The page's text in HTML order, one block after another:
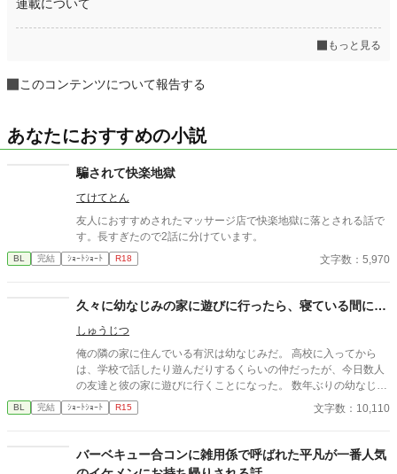
連載について
もっと見る
このコンテンツについて報告する
あなたにおすすめの小説
騙されて快楽地獄
てけてとん
友人におすすめされたマッサージ店で快楽地獄に落とされる話で
す。長すぎたので2話に分けています。
BL 完結 ｼｮｰﾄｼｮｰﾄ R18 文字数：5,970
久々に幼なじみの家に遊びに行ったら、寝ている間に…
しゅうじつ
俺の隣の家に住んでいる有沢は幼なじみだ。 高校に入ってから
は、学校で話したり遊んだりするくらいの仲だったが、今日数人
の友達と彼の家に遊びに行くことになった。 数年ぶりの幼なじみ
の家を懐かしんでいる中、いつの間にか友人たちは帰っており、
幼なじみと2人きりに。 そこで俺は彼の部屋であるものを見つけ
BL 完結 ｼｮｰﾄｼｮｰﾄ R15 文字数：10,110
バーベキュー合コンに雑用係で呼ばれた平凡が一番人気